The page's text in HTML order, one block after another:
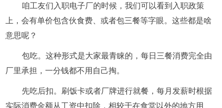
咱工友们入职电子厂的时候，我们可以看到入职政策
上，会有单价包含伙食费、或者包三餐等字眼。这些都是啥
意思呢？
包吃。这种形式是大家最青睐的，每日三餐消费完全由
厂里承担，一分钱都不用自己掏。
先吃后扣。刷饭卡或者厂牌进行就餐，每月发薪时根据
实际消费金额从工资中扣除，相较于在食堂以外的地方用